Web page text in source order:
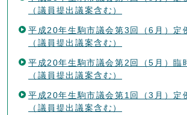
（議員提出議案含む）
平成20年生駒市議会第3回（6月）定
（議員提出議案含む）
平成20年生駒市議会第2回（5月）臨
（議員提出議案含む）
平成20年生駒市議会第1回（3月）定
（議員提出議案含む）